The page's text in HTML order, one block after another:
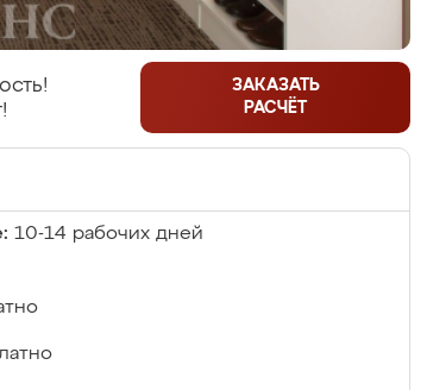
ЗАКАЗАТЬ
РАСЧЁТ
10-14 рабочих дней